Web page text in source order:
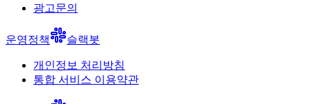
광고문의
운영정책 슬랙봇
개인정보 처리방침
통합 서비스 이용약관